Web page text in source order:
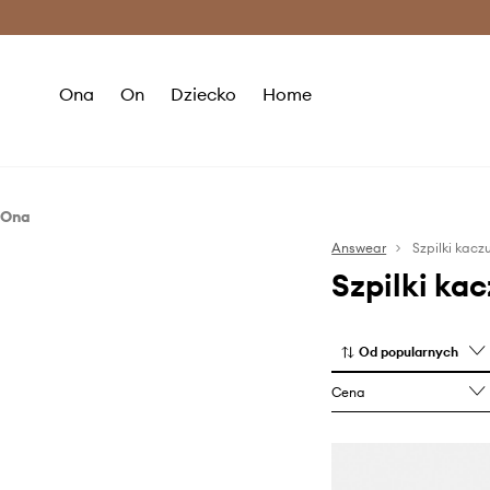
Ona On Dziecko Home
Ona
Answear Szpilki
Szpilki
Od popularnych
Cena